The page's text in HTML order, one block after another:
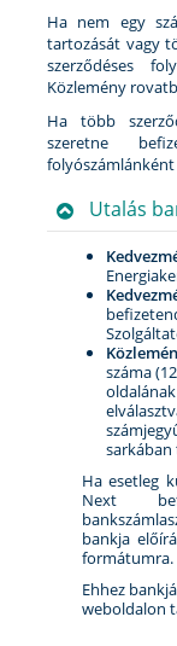
Ha nem egy
tartozását vagy
szerződéses
Közlemény
Ha több
szeretne
Utalás
száma
Ha esetleg
Next
bankja
formátumra.
Ehhez
weboldalon